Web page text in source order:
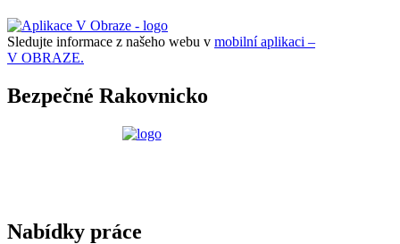
Sledujte informace z našeho webu v mobilní aplikaci –
V OBRAZE.
Bezpečné Rakovnicko
Nabídky práce